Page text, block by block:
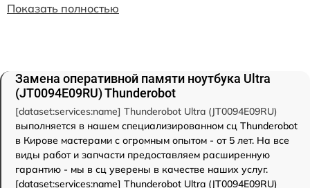
Показать полностью
Замена оперативной памяти ноутбука Ultra
(JT0094E09RU) Thunderobot
[dataset:services:name] Thunderobot Ultra (JT0094E09RU)
выполняется в нашем специализированном сц Thunderobot
в Кирове мастерами с огромным опытом - от 5 лет. На все
виды работ и запчасти предоставляем расширенную
гарантию - мы в сц уверены в качестве наших услуг.
[dataset:services:name] Thunderobot Ultra (JT0094E09RU)